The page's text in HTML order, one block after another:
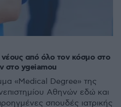
νέους από όλο τον κόσμο στο
στο ygeiamou
«Medical Degree» της
Αθηνών εδώ και
σπουδές ιατρικής